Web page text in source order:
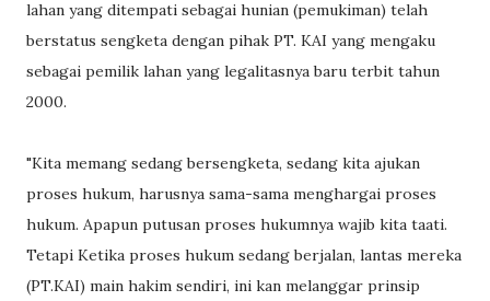
lahan yang ditempati sebagai hunian (pemukiman) telah
berstatus sengketa dengan pihak PT. KAI yang mengaku
sebagai pemilik lahan yang legalitasnya baru terbit tahun
2000.
"Kita memang sedang bersengketa, sedang kita ajukan
proses hukum, harusnya sama-sama menghargai proses
hukum. Apapun putusan proses hukumnya wajib kita taati.
Tetapi Ketika proses hukum sedang berjalan, lantas mereka
(PT.KAI) main hakim sendiri, ini kan melanggar prinsip